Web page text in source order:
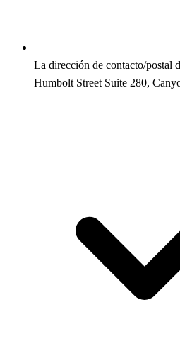
La dirección de contacto/postal
Humbolt Street Suite 280,